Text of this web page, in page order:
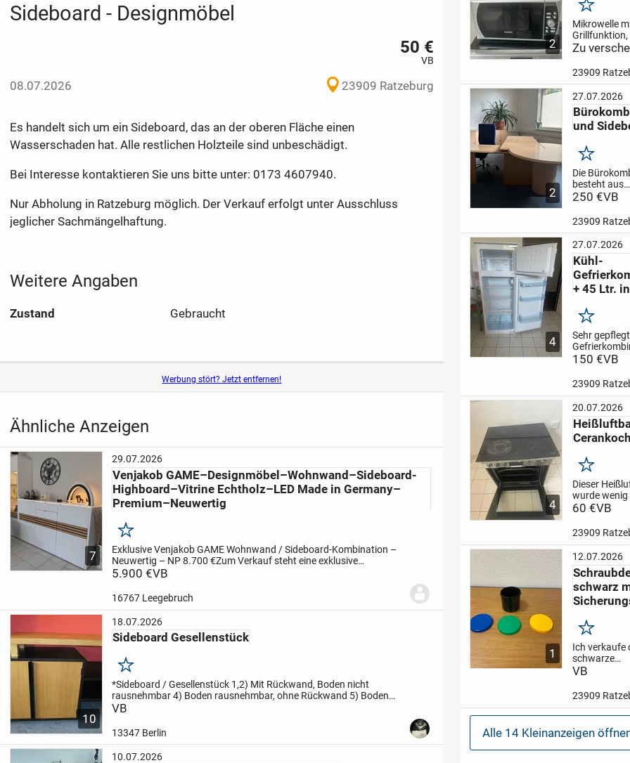
Sideboard - Designmöbel
50 €
VB
08.07.2026 23909 Ratzeburg
Es handelt sich um ein Sideboard, das an der oberen Fläche einen
Wasserschaden hat. Alle restlichen Holzteile sind unbeschädigt.
Bei Interesse kontaktieren Sie uns bitte unter: 0173 4607940.
Nur Abholung in Ratzeburg möglich. Der Verkauf erfolgt unter Ausschluss
jeglicher Sachmängelhaftung.
Weitere Angaben
Zustand Gebraucht
Werbung stört? Jetzt entfernen!
Ähnliche Anzeigen
7
29.07.2026
Venjakob GAME–Designmöbel–Wohnwand–Sideboard-
Highboard–Vitrine Echtholz–LED Made in Germany–
Premium–Neuwertig
Merken
Exklusive Venjakob GAME Wohnwand / Sideboard-Kombination –
Neuwertig – NP 8.700 €Zum Verkauf steht eine exklusive
Wohnkombination der Premium-Marke Venjakob aus der aktuellen
5.900 €VB
16767 Leegebruch
10
18.07.2026
Sideboard Gesellenstück
Merken
*Sideboard / Gesellenstück 1,2) Mit Rückwand, Boden nicht
rausnehmbar4) Boden rausnehmbar, ohne Rückwand 5) Boden
rausnehmbar, ohne Rückwand
VB
13347 Berlin
10.07.2026
2
Merken
Mikrowelle
Grillfunktion,
gebraucht,
Abholung in
Ratzeburg.
angegebener
Zu
23909
2
27.07.2026
und
Merken
Die
besteht aus
Schreibtisch,
hellem Holz.
sehr stabile
Kombination
kontaktieren
unter: 0173
4607940.
250 €VB
23909
4
27.07.2026
Kühl-
+ 45 Ltr.
Merken
Sehr
Interesse
4607940.
in
Verkauf
Ausschluss
150 €VB
23909
4
20.07.2026
Merken
Dieser
wurde
Das
Interesse
Sie uns bitte
4607940.
in
60 €VB
23909
1
12.07.2026
schwarz
Merken
Ich verkaufe
schwarze
ca. 500 Stück
100 Stück
StückBei
VB
23909
Alle 14 Kleinanzeigen